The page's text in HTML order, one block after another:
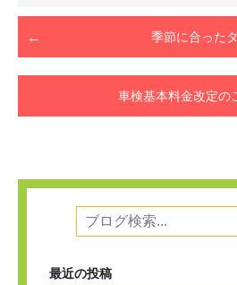
季節に合った
車検基本料金改定の
最近の投稿